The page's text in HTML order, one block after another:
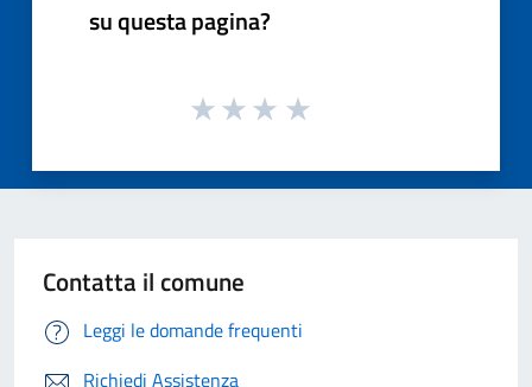
su questa pagina?
Contatta il comune
Leggi le domande frequenti
Richiedi Assistenza